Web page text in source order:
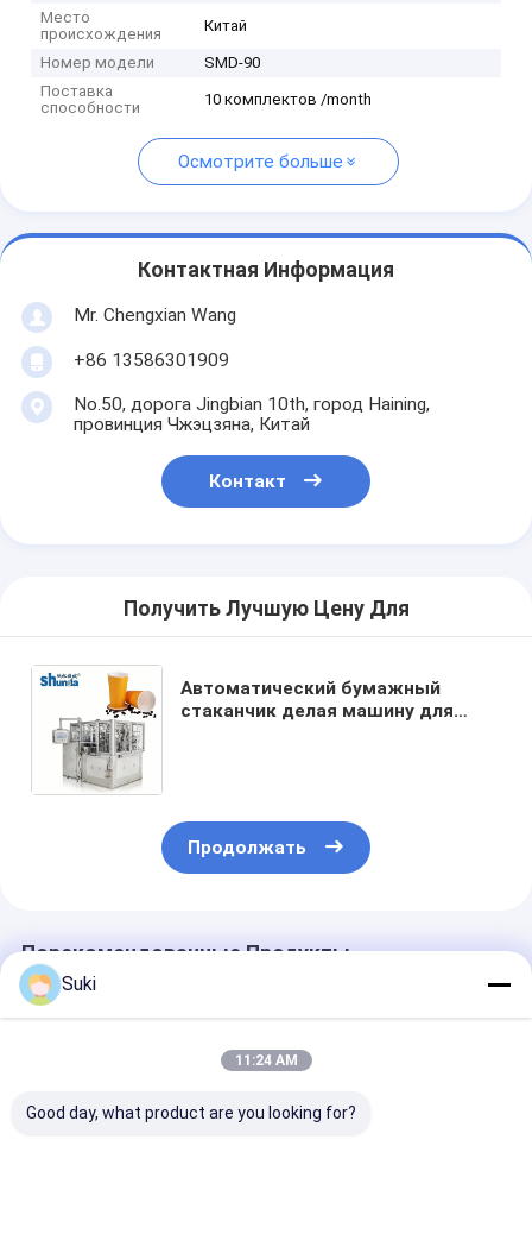
Место
происхождения
Китай
Номер модели
SMD-90
Поставка
способности
10 комплектов /month
Осмотрите больше
Контактная Информация
Mr. Chengxian Wang
+86 13586301909
No.50, дорога Jingbian 10th, город Haining,
провинция Чжэцзяна, Китай
Контакт
Получить Лучшую Цену Для
Автоматический бумажный
стаканчик делая машину для
Продолжать
Порекомендованные Продукты
Suki
11:24 AM
Good day, what product are you looking for?